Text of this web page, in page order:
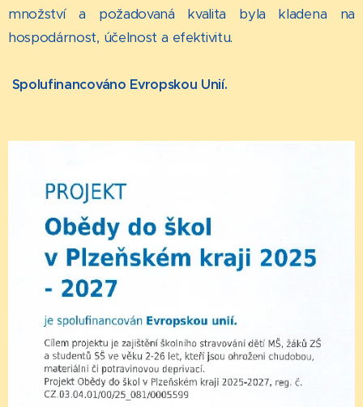
množství a požadovaná kvalita byla kladena na
hospodárnost, účelnost a efektivitu.
Spolufinancováno Evropskou Unií.